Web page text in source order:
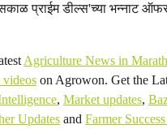
प्राईम डील्स'च्या भन्नाट
Agriculture News in
on Agrowon. Get the
, Market updates,
Updates and Farmer